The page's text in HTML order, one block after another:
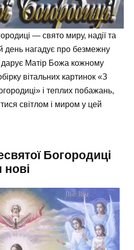
— свято миру, надії та
день нагадує про безмежну
Матір Божа кожному
вітальних картинок «З
і теплих побажань,
світлом і миром у цей
Богородиці
нові